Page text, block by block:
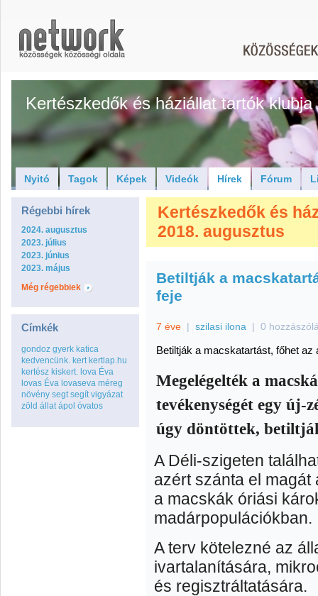
Kertészkedők és háziállat tartók klubja
Nyitó Tagok Képek Videók Hírek Fórum
Régebbi hírek
2024. augusztus
2023. július
2023. június
2023. május
Még régebbiek
Címkék
gondoz gyerk katica
kedvencünk. kert kertlap.hu
kertész kiskert. lova Éva
lovas Éva lovaseva méreg
növény segt segít vigyázat
zöld állat ápol óvatos
Kertészkedők és
2018. augusztus
Betiltják a
feje
7 éve | szilasi ilona | 0
Betiltják a macskatartást, főhet az
Megelégelték a
tevékenységét egy új-
úgy döntöttek,
A Déli-szigeten
azért szánta el
a macskák óriási
madárpopulációkban.
A terv kötelezné az
ivartalanítására,
és regisztráltatására.